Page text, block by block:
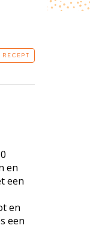
en
een
en
een